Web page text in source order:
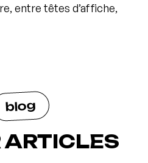
entre têtes d’affiche,
blog
ARTICLES